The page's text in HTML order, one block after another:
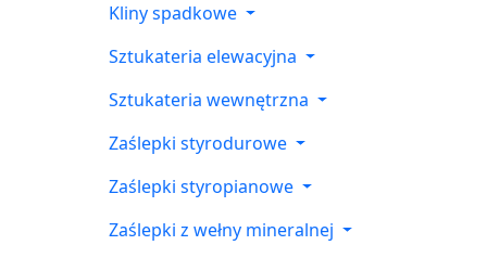
Kliny spadkowe
Sztukateria elewacyjna
Sztukateria wewnętrzna
Zaślepki styrodurowe
Zaślepki styropianowe
Zaślepki z wełny mineralnej